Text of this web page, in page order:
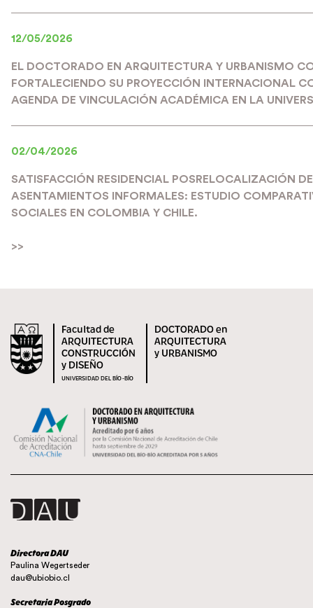
12/05/2026
EL DOCTORADO EN ARQUITECTURA Y URBANISMO
FORTALECIENDO SU PROYECCIÓN INTERNACIONAL
AGENDA DE VINCULACIÓN ACADÉMICA EN LA
02/04/2026
SATISFACCIÓN RESIDENCIAL POSRELOCALIZACIÓN DE
ASENTAMIENTOS INFORMALES: ESTUDIO
SOCIALES EN COLOMBIA Y CHILE.
>>
Facultad de
ARQUITECTURA
CONSTRUCCIÓN
y DISEÑO
UNIVERSIDAD DEL BÍO-BÍO
DOCTORADO en
ARQUITECTURA
y URBANISMO
Directora DAU
Paulina Wegertseder
dau@ubiobio.cl
Secretaria Posgrado